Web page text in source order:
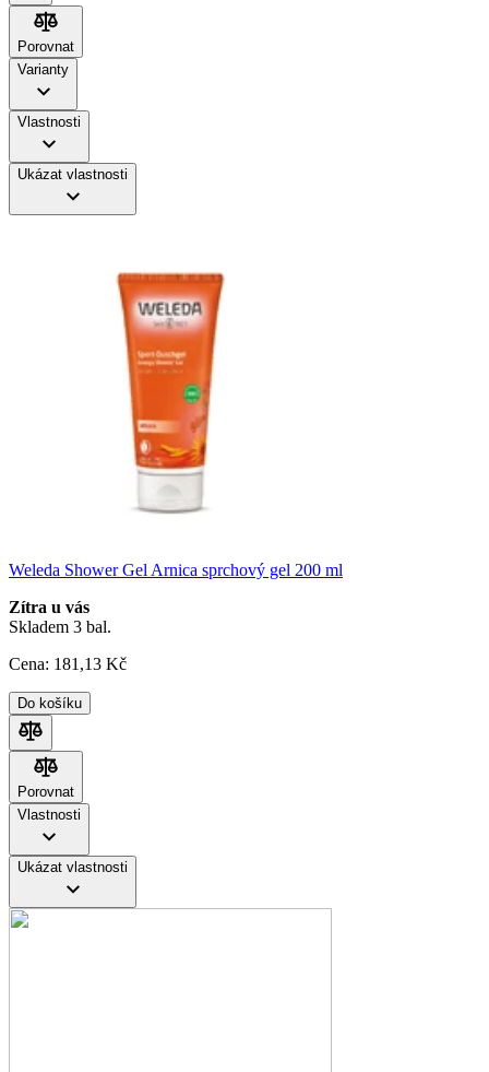
Porovnat
Porovnat
Varianty
Vlastnosti
Ukázat vlastnosti
Weleda Shower Gel Arnica sprchový gel 200 ml
Zítra u vás
Skladem 3 bal.
Cena: 181 ,13 Kč
Do košíku
Porovnat
Porovnat
Vlastnosti
Ukázat vlastnosti